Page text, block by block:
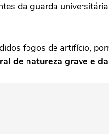
da guarda
fogos de artifício,
de natureza grave e